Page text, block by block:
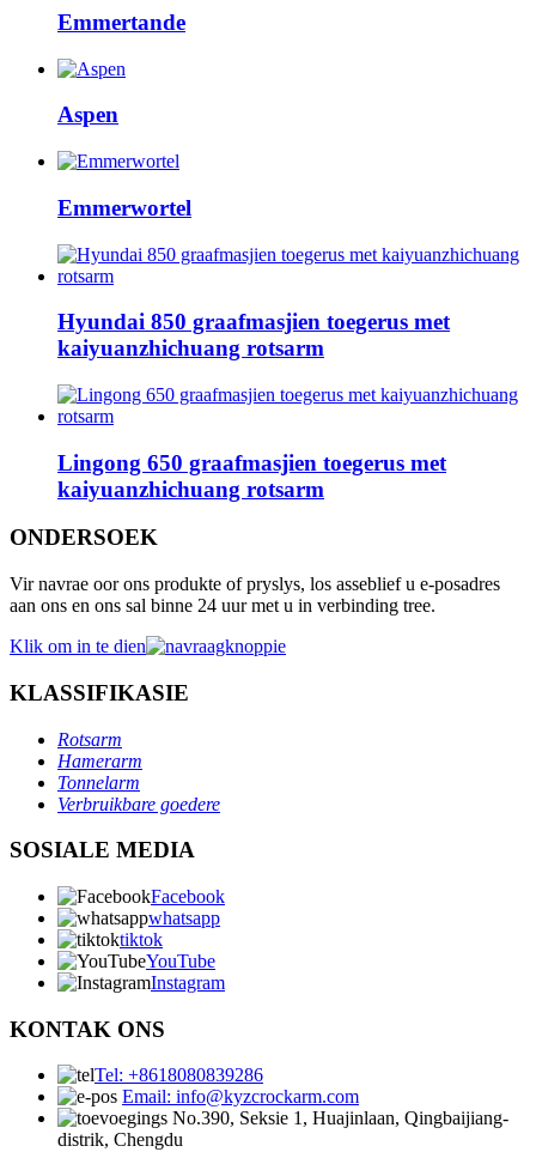
Emmertande
Aspen
Emmerwortel
Hyundai 850 graafmasjien toegerus met
kaiyuanzhichuang rotsarm
Lingong 650 graafmasjien toegerus met
kaiyuanzhichuang rotsarm
ONDERSOEK
Vir navrae oor ons produkte of pryslys, los asseblief u e-posadres
aan ons en ons sal binne 24 uur met u in verbinding tree.
Klik om in te dien
KLASSIFIKASIE
Rotsarm
Hamerarm
Tonnelarm
Verbruikbare goedere
SOSIALE MEDIA
Facebook
whatsapp
tiktok
YouTube
Instagram
KONTAK ONS
Tel: +8618080839286
Email: info@kyzcrockarm.com
No.390, Seksie 1, Huajinlaan, Qingbaijiang-
distrik, Chengdu